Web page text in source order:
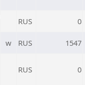
RUS 0
w RUS 1547
RUS 0